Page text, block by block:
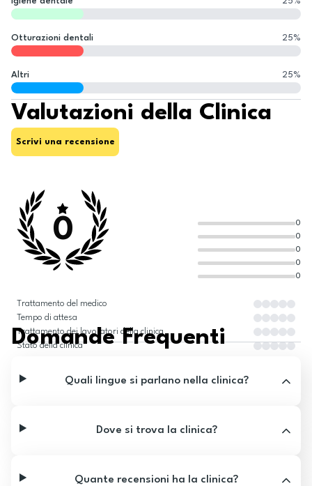
Otturazioni dentali 25%
Altri 25%
Valutazioni della Clinica
Scrivi una recensione
0
0
0
0
0
0
Trattamento del medico
Tempo di attesa
Trattamento dei lavoratori della clinica
Stato della clinica
Domande Frequenti
Quali lingue si parlano nella clinica?
Dove si trova la clinica?
Quante recensioni ha la clinica?